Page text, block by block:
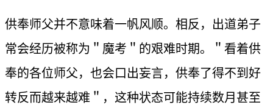
供奉师父并不意味着一帆风顺。相反，出道弟子
常会经历被称为＂魔考＂的艰难时期。＂看着供
奉的各位师父，也会口出妄言，供奉了得不到好
转反而越来越难＂，这种状态可能持续数月甚至